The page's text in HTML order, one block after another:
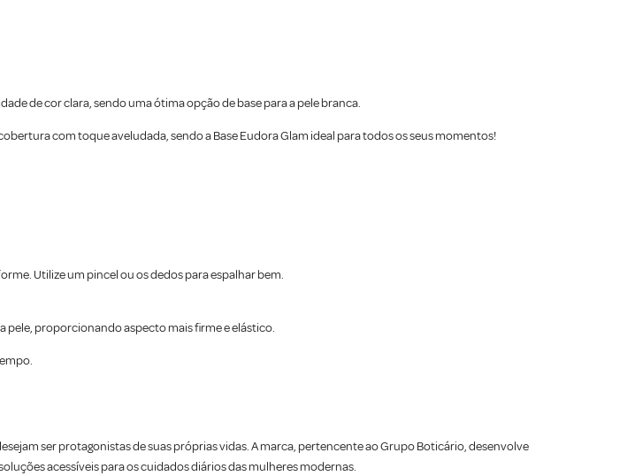
de cor clara, sendo uma ótima opção de base para a pele branca.
com toque aveludada, sendo a Base Eudora Glam ideal para todos os seus momentos!
Utilize um pincel ou os dedos para espalhar bem.
pele, proporcionando aspecto mais firme e elástico.
ser protagonistas de suas próprias vidas. A marca, pertencente ao Grupo Boticário, desenvolve
acessíveis para os cuidados diários das mulheres modernas.